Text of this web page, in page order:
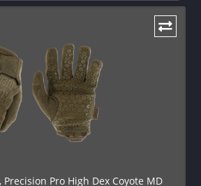
Precision Pro High Dex Coyote MD